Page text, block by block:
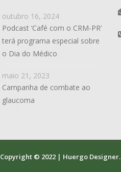
outubro 16, 2024
Podcast ‘Café com o CRM-PR’
terá programa especial sobre
o Dia do Médico
maio 21, 2023
Campanha de combate ao
glaucoma
Copyright © 2022 | Huergo Designer.